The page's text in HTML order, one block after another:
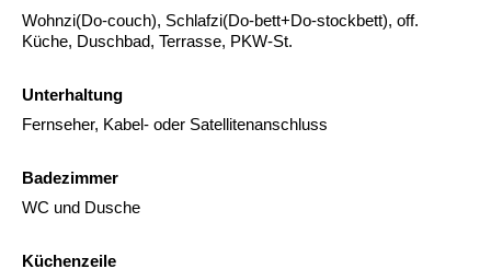
Wohnzi(Do-couch), Schlafzi(Do-bett+Do-stockbett), off.
Küche, Duschbad, Terrasse, PKW-St.
Unterhaltung
Fernseher, Kabel- oder Satellitenanschluss
Badezimmer
WC und Dusche
Küchenzeile